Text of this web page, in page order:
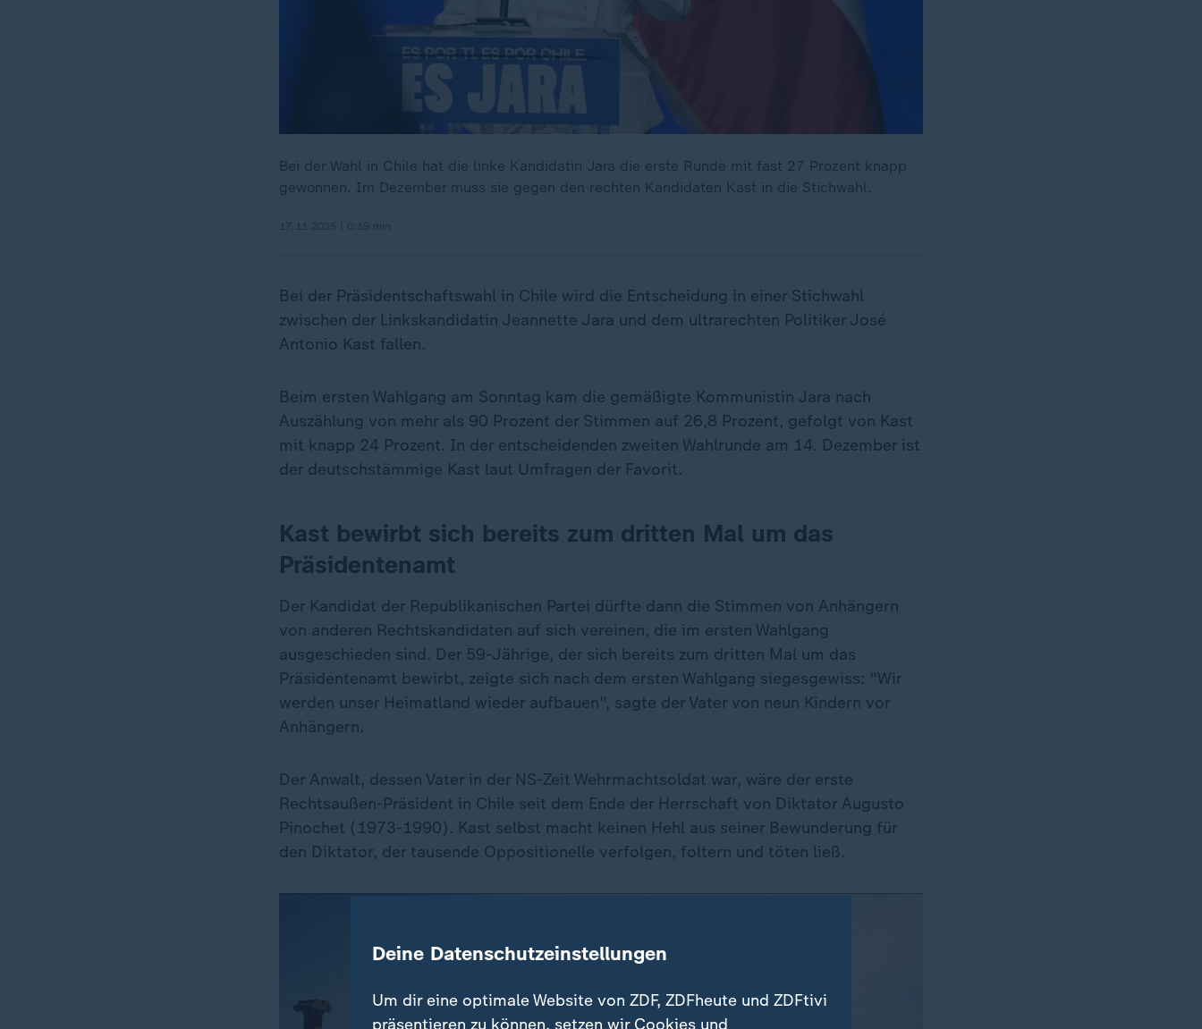
Bei der Wahl in Chile hat die linke Kandidatin Jara die erste Runde mit fast 27 Prozent knapp
gewonnen. Im Dezember muss sie gegen den rechten Kandidaten Kast in die Stichwahl.
Bei der Präsidentschaftswahl in Chile wird die Entscheidung in einer Stichwahl
zwischen der Linkskandidatin Jeannette Jara und dem ultrarechten Politiker José
Antonio Kast fallen.
Beim ersten Wahlgang am Sonntag kam die gemäßigte Kommunistin Jara nach
Auszählung von mehr als 90 Prozent der Stimmen auf 26,8 Prozent, gefolgt von Kast
mit knapp 24 Prozent. In der entscheidenden zweiten Wahlrunde am 14. Dezember ist
der deutschstämmige Kast laut Umfragen der Favorit.
Kast bewirbt sich bereits zum dritten Mal um das
Präsidentenamt
Der Kandidat der Republikanischen Partei dürfte dann die Stimmen von Anhängern
von anderen Rechtskandidaten auf sich vereinen, die im ersten Wahlgang
ausgeschieden sind. Der 59-Jährige, der sich bereits zum dritten Mal um das
Präsidentenamt bewirbt, zeigte sich nach dem ersten Wahlgang siegesgewiss: "Wir
werden unser Heimatland wieder aufbauen", sagte der Vater von neun Kindern vor
Anhängern.
Der Anwalt, dessen Vater in der NS-Zeit Wehrmachtsoldat war, wäre der erste
Rechtsaußen-Präsident in Chile seit dem Ende der Herrschaft von Diktator Augusto
Pinochet (1973-1990). Kast selbst macht keinen Hehl aus seiner Bewunderung für
den Diktator, der tausende Oppositionelle verfolgen, foltern und töten ließ.
Deine Datenschutzeinstellungen
Um dir eine optimale Website von ZDF, ZDFheute und ZDFtivi
präsentieren zu können, setzen wir Cookies und